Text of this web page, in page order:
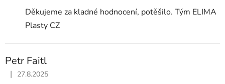
Děkujeme za kladné hodnocení, potěšilo. Tým ELIMA
Plasty CZ
Petr Faitl
Hodnocení obchodu je 5 z 5 hvězdiček.
| 27.8.2025